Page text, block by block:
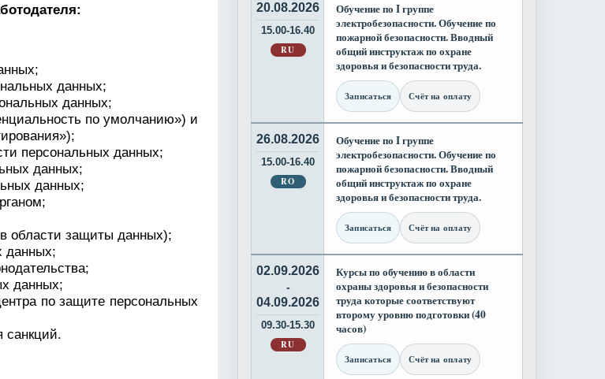
данных;
данных;
по умолчанию») и
персональных данных;
данных;
данных;
области защиты данных);
данных;
данных;
по защите персональных
санкций.
20.08.2026
15.00-16.40
RU
Обучение по I группе
электробезопасности. Обучение по
пожарной безопасности. Вводный
общий инструктаж по охране
здоровья и безопасности труда.
Записаться Счёт на оплату
26.08.2026
15.00-16.40
RO
Обучение по I группе
электробезопасности. Обучение по
пожарной безопасности. Вводный
общий инструктаж по охране
здоровья и безопасности труда.
Записаться Счёт на оплату
02.09.2026
-
04.09.2026
09.30-15.30
RU
Курсы по обучению в области
охраны здоровья и безопасности
труда которые соответствуют
второму уровню подготовки (40
часов)
Записаться Счёт на оплату